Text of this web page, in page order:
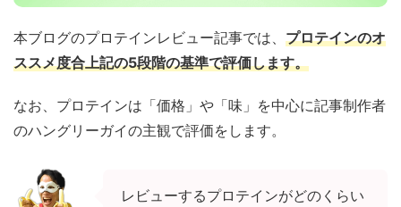
本ブログのプロテインレビュー記事では、 プロテインのオ
ススメ度合上記の5段階の基準で評価します。
なお、プロテインは「価格」や「味」を中心に記事制作者
のハングリーガイの主観で評価をします。
レビューするプロテインがどのくらい